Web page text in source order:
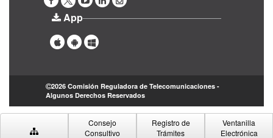
Consejo
Consultivo
Registro de
Trámites
Ventanilla
Electrónica
App
2026 Comisión Reguladora de Telecomunicaciones -
Algunos Derechos Reservados